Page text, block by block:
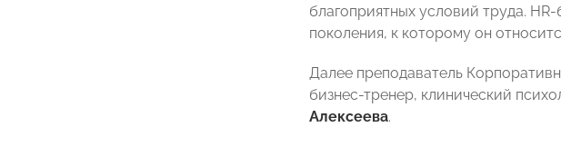
благоприятных условий труда.
поколения, к которому он
Далее преподаватель
бизнес-тренер, клинический
Алексеева.